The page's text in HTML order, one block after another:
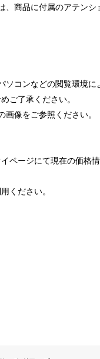
、商品に付属のアテンシ
ソコンなどの閲覧環境に
ご了承ください。
像をご参照ください。
ページにて現在の価格
ください。